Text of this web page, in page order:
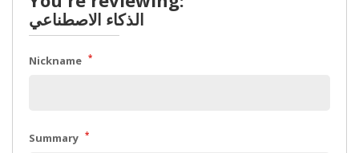
الذكاء الاصطناعي
Nickname *
Summary *